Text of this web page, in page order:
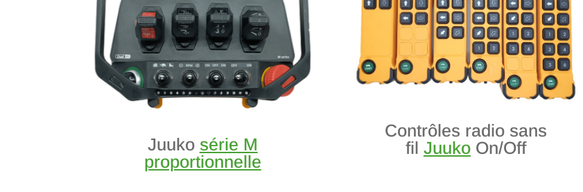
Juuko série M
proportionnelle
Contrôles radio sans
fil JuukoOn/Off